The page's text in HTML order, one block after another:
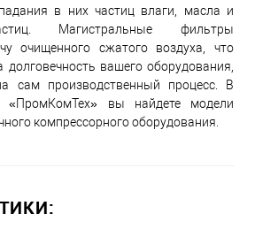
в них частиц влаги, масла и
Магистральные фильтры
очищенного сжатого воздуха, что
вашего оборудования,
сам производственный процесс. В
«ПромКомТех» вы найдете модели
компрессорного оборудования.